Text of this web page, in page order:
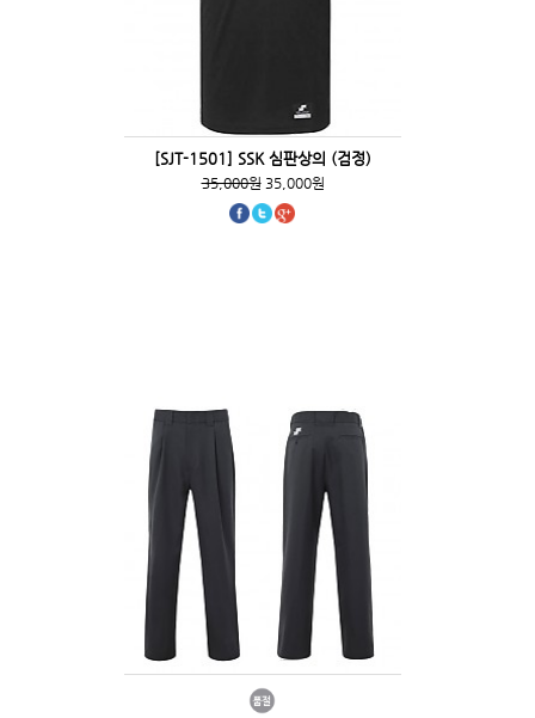
[SJT-1501] SSK 심판상의 (검정)
35,000원35,000원